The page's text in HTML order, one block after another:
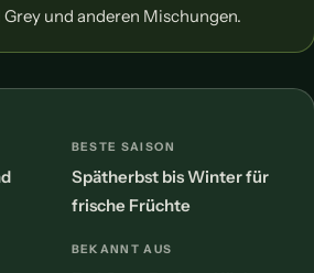
und anderen Mischungen.
BESTE SAISON
Spätherbst bis Winter für
frische Früchte
BEKANNT AUS